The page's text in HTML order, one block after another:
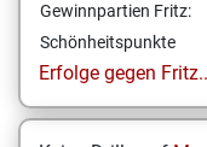
Gewinnpartien Fritz:
Schönheitspunkte
Erfolge gegen